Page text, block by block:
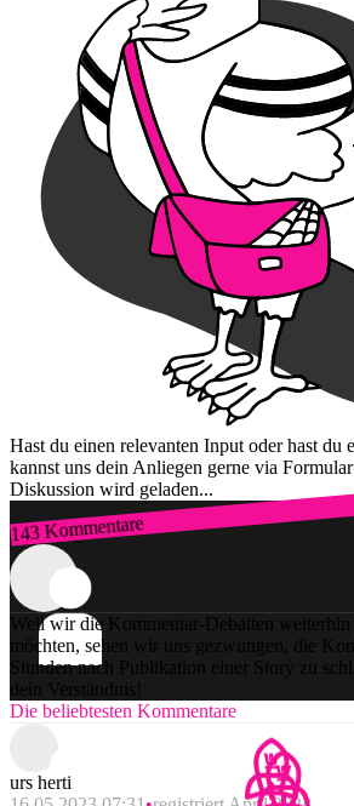
Hast du einen relevanten Input oder hast du
kannst uns dein Anliegen gerne via
Diskussion wird geladen...
143 Kommentare
Zum Login
Weil wir die Kommentar-Debatten weiterhin
möchten, sehen wir uns gezwungen, die
Stunden nach Publikation einer Story zu
dein Verständnis!
Die beliebtesten Kommentare
urs herti